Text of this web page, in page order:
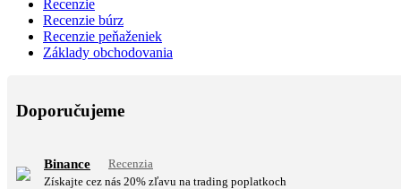
Recenzie
Recenzie búrz
Recenzie peňaženiek
Základy obchodovania
Doporučujeme
Binance
Recenzia
Získajte cez nás 20% zľavu na trading poplatkoch